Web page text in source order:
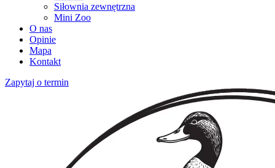
Siłownia zewnętrzna
Mini Zoo
O nas
Opinie
Mapa
Kontakt
Zapytaj o termin